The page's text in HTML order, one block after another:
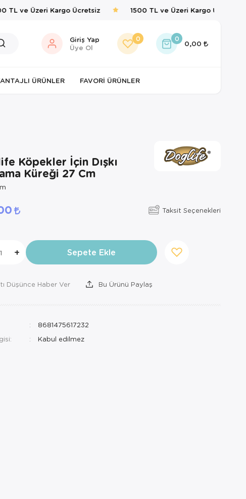
TL ve Üzeri Kargo Ücretsiz 1500 TL ve Üzeri Kargo Ücretsiz
Giriş Yap
Üye Ol
0 0
0,00
ÜRÜNLER FAVORI ÜRÜNLER
Köpekler İçin Dışkı
Küreği 27 Cm
Taksit Seçenekleri
+ Sepete Ekle
Düşünce Haber Ver Bu Ürünü Paylaş
8681475617232